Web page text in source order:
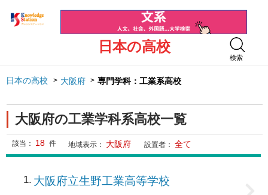
日本の高校
検索
日本の高校 大阪府 専門学科：工業系高校
大阪府の工業学科系高校一覧
該当： 18 件 地域表示： 大阪府 設置者： 全て
1 大阪府立生野工業高等学校